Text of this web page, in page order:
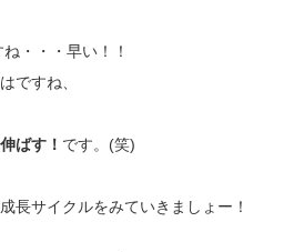
・・・早い！！
ですね、
ばす！ です。(笑)
長サイクルをみていきましょー！